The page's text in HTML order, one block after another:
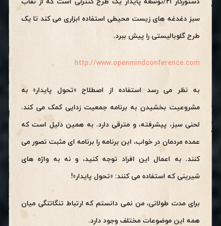
سبز دغدغه های زیست محیطی استفاده ابزاری می کند تا یک
طرح گلوبالیستی را پیش ببرد.
http://www.openmindconference.com
به نظر می رسد استفاده از اصطلاح «تحول پایدار» به
مشروعیت بخشیدن به برنامه جمعیت زدایی کمک می کند.
لحنی سبز، پیشرفته، و مترقی دارد. به همین دلیل است که
عمده مردمان در خواب، این برنامه را برنامه ای مثبت تصور می
کنند. به اعمال این افراد توجه کنید، و نه به واژه های
شیرینی که استفاده می کنند: «تحول پایدار»!
برای مدت طولانی، من نمی دانستم که ارتباط تنگاتنگی میان
همه این موضوعات مختلف وجود دارد.